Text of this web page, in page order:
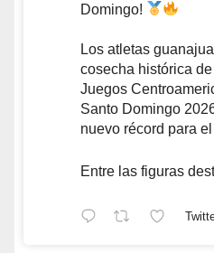
Domingo!
Los atletas
cosecha histórica
Juegos
Santo Domingo
nuevo récord para
Entre las figuras